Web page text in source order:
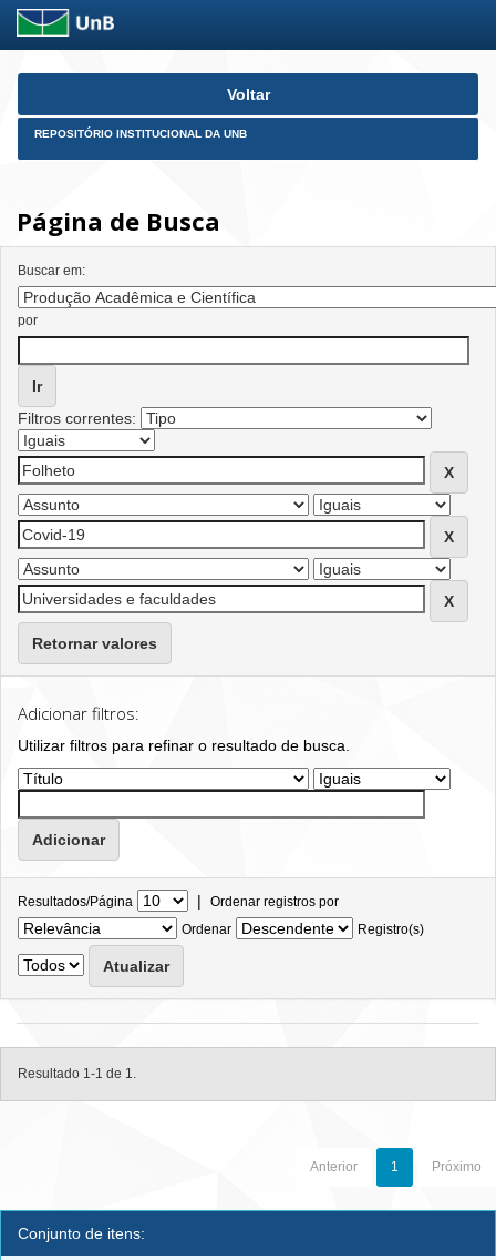
Skip
Voltar
REPOSITÓRIO INSTITUCIONAL DA UNB
Página de Busca
Buscar em:
por
Filtros correntes:
Retornar valores
Adicionar filtros:
Utilizar filtros para refinar o resultado de busca.
Resultados/Página | Ordenar registros por
Ordenar
Registro(s)
Resultado 1-1 de 1.
Anterior 1 Próximo
Conjunto de itens: